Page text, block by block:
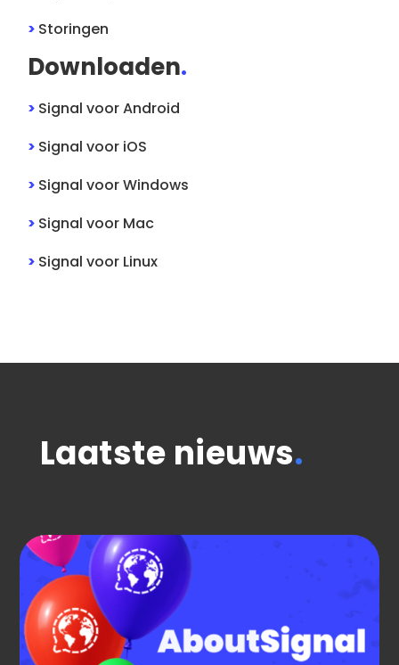
> Storingen
Downloaden.
> SignalvoorAndroid
> Signalvoor iOS
> SignalvoorWindows
> Signalvoor Mac
> Signalvoor Linux
Laatste nieuws.